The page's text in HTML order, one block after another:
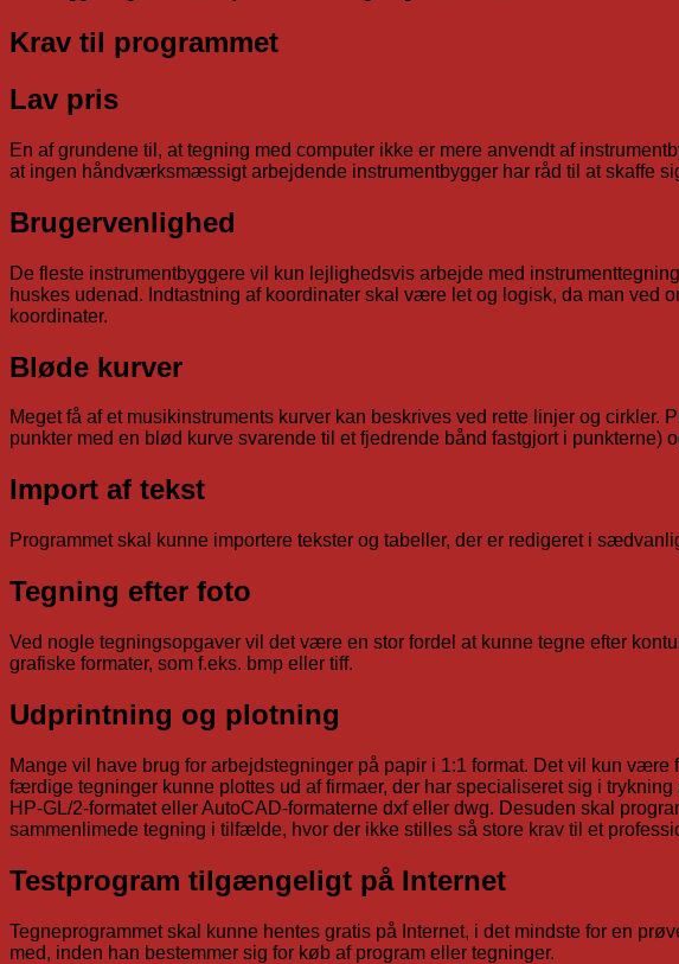
Krav til programmet
Lav pris
En af grundene til, at tegning med computer ikke er mere anvendt af
at ingen håndværksmæssigt arbejdende instrumentbygger har råd til at skaffe
Brugervenlighed
De fleste instrumentbyggere vil kun lejlighedsvis arbejde med
huskes udenad. Indtastning af koordinater skal være let og logisk, da man ved
koordinater.
Bløde kurver
Meget få af et musikinstruments kurver kan beskrives ved rette linjer og
punkter med en blød kurve svarende til et fjedrende bånd fastgjort i
Import af tekst
Programmet skal kunne importere tekster og tabeller, der er redigeret i
Tegning efter foto
Ved nogle tegningsopgaver vil det være en stor fordel at kunne tegne efter
grafiske formater, som f.eks. bmp eller tiff.
Udprintning og plotning
Mange vil have brug for arbejdstegninger på papir i 1:1 format. Det vil kun
færdige tegninger kunne plottes ud af firmaer, der har specialiseret sig i
HP-GL/2-formatet eller AutoCAD-formaterne dxf eller dwg. Desuden skal
sammenlimede tegning i tilfælde, hvor der ikke stilles så store krav til et
Testprogram tilgængeligt på Internet
Tegneprogrammet skal kunne hentes gratis på Internet, i det mindste for en
med, inden han bestemmer sig for køb af program eller tegninger.